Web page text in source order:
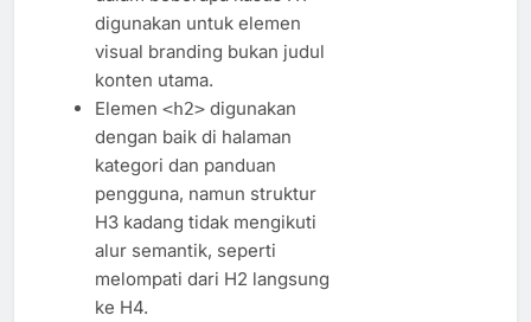
digunakan untuk elemen
visual branding bukan judul
konten utama.
Elemen <h2>digunakan
dengan baik di halaman
kategori dan panduan
pengguna, namun struktur
H3 kadang tidak mengikuti
alur semantik, seperti
melompati dari H2 langsung
ke H4.